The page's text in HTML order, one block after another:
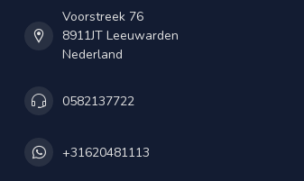
Voorstreek 76
8911JT Leeuwarden
Nederland
0582137722
+31620481113